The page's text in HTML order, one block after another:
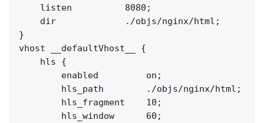
    listen          8080;
    dir             ./objs/nginx/html;
}
vhost __defaultVhost__ {
    hls {
        enabled         on;
        hls_path        ./objs/nginx/html;
        hls_fragment    10;
        hls_window      60;